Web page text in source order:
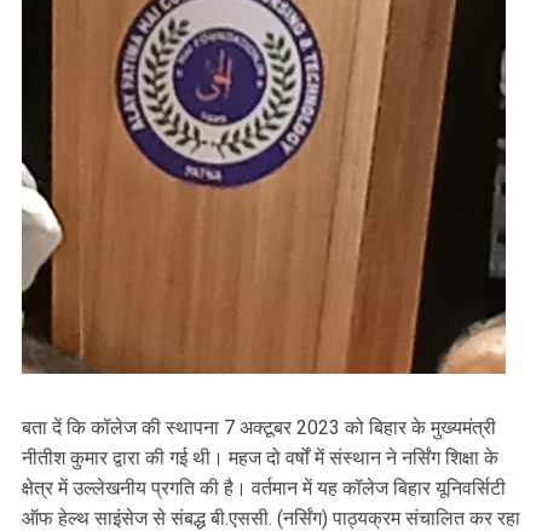
बता दें कि कॉलेज की स्थापना 7 अक्टूबर 2023 को बिहार के मुख्यमंत्री
नीतीश कुमार द्वारा की गई थी। महज दो वर्षों में संस्थान ने नर्सिंग शिक्षा के
क्षेत्र में उल्लेखनीय प्रगति की है। वर्तमान में यह कॉलेज बिहार यूनिवर्सिटी
ऑफ हेल्थ साइंसेज से संबद्ध बी.एससी. (नर्सिंग) पाठ्यक्रम संचालित कर रहा